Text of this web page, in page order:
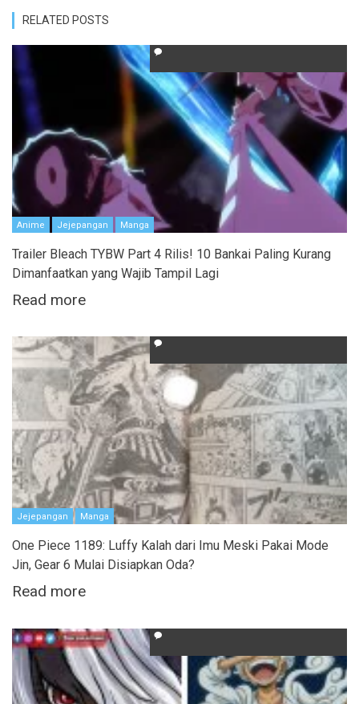
RELATED POSTS
Anime Jejepangan Manga
Trailer Bleach TYBW Part 4 Rilis! 10 Bankai Paling Kurang
Dimanfaatkan yang Wajib Tampil Lagi
Read more
Jejepangan Manga
One Piece 1189: Luffy Kalah dari Imu Meski Pakai Mode
Jin, Gear 6 Mulai Disiapkan Oda?
Read more